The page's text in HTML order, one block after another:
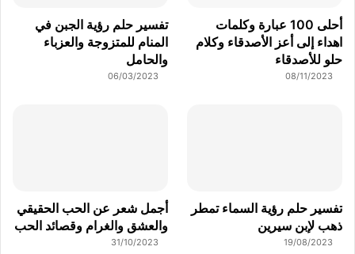
أحلى 100 عبارة وكلمات
اهداء إلى أعز الأصدقاء وكلام
حلو للأصدقاء
08/11/2023
تفسير حلم رؤية الجبن في
المنام للمتزوجة والعزباء
والحامل
06/03/2023
تفسير حلم رؤية السماء تمطر
ذهب لإبن سيرين
19/08/2023
أجمل شعر عن الحب الحقيقي
والعشق والغرام وقصائد الحب
31/10/2023